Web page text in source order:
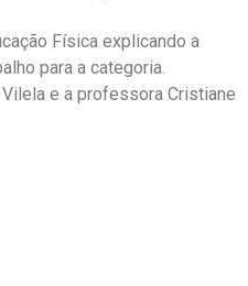
Física explicando a
para a categoria.
e a professora Cristiane